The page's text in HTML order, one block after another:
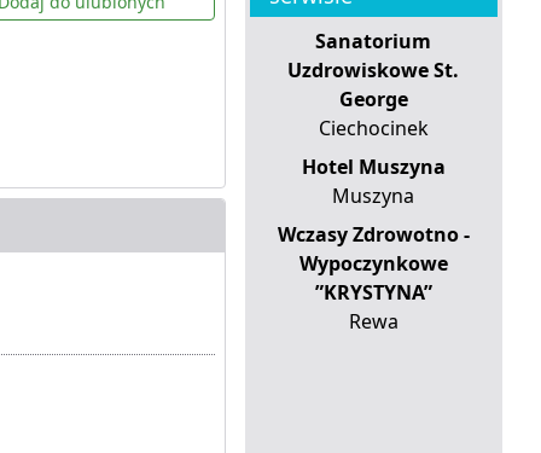
Sanatorium
Uzdrowiskowe St.
George
Ciechocinek
Hotel Muszyna
Muszyna
Wczasy Zdrowotno -
Wypoczynkowe
”KRYSTYNA”
Rewa